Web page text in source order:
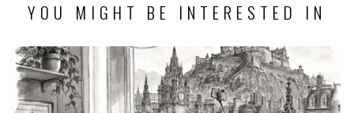
YOU MIGHT BE INTERESTED IN